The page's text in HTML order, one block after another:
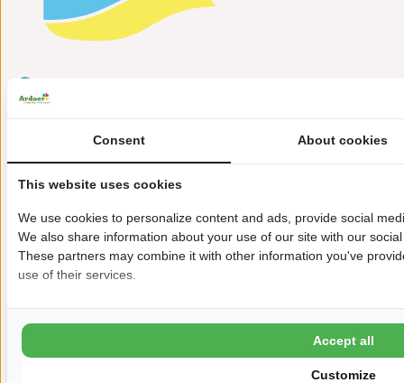
4328 RM Burgh-Haamstede
duinoord@ardoer.com
In Gehweite zum Meer
Kleinkinderspielbad (Ort Duinoord aan zee)
Mehr als 300 Hektar Wald zu Fuß erreichbar
Consent About cookies
This website uses cookies
We use cookies to personalize content and ads, provide social
We also share information about your use of our site with our
These partners may combine it with other information you've
use of their services.
Customize
Accept all